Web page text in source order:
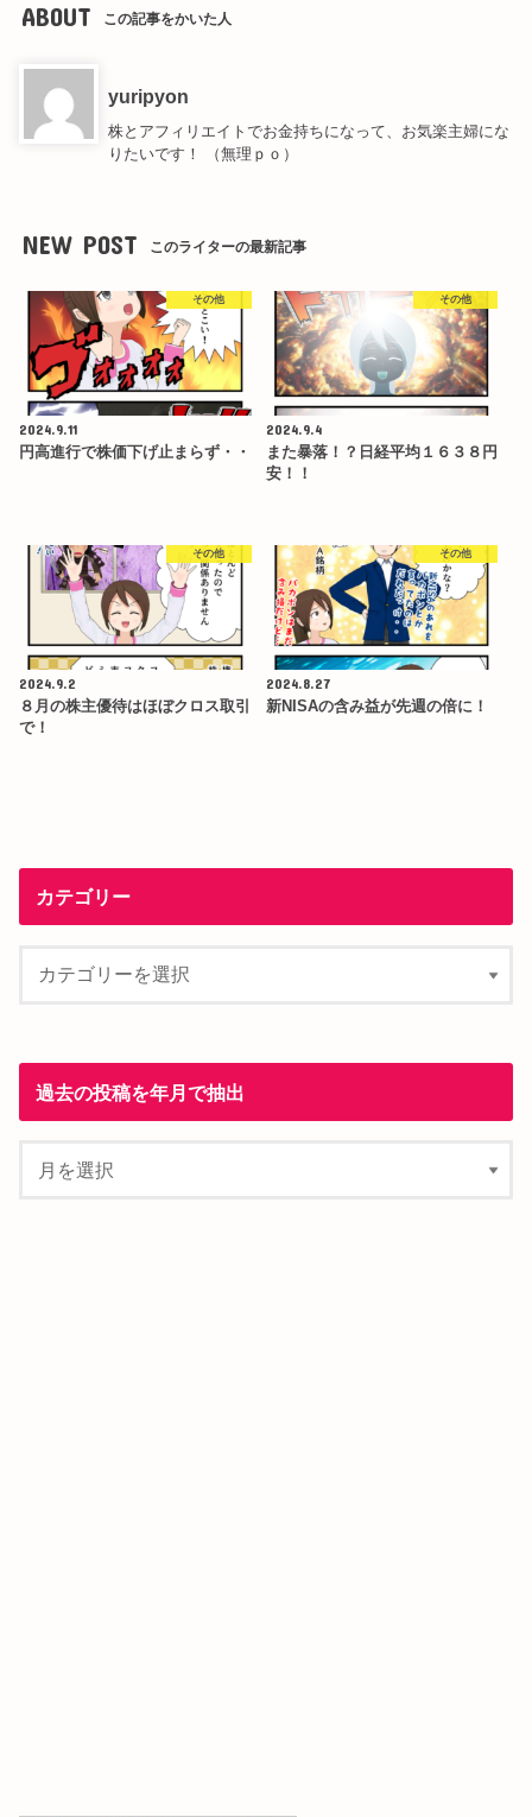
ABOUT この記事をかいた人
yuripyon
株とアフィリエイトでお金持ちになって、お気楽主婦にな
りたいです！ （無理ｐｏ）
NEW POST このライターの最新記事
その他
2024.9.11
円高進行で株価下げ止まらず・・
その他
2024.9.4
また暴落！？日経平均１６３８円
安！！
その他
2024.9.2
８月の株主優待はほぼクロス取引
で！
その他
2024.8.27
新NISAの含み益が先週の倍に！
カテゴリー
過去の投稿を年月で抽出